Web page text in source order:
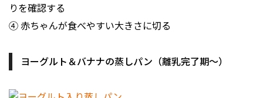
りを確認する
④ 赤ちゃんが食べやすい大きさに切る
ヨーグルト＆バナナの蒸しパン（離乳完了期〜）